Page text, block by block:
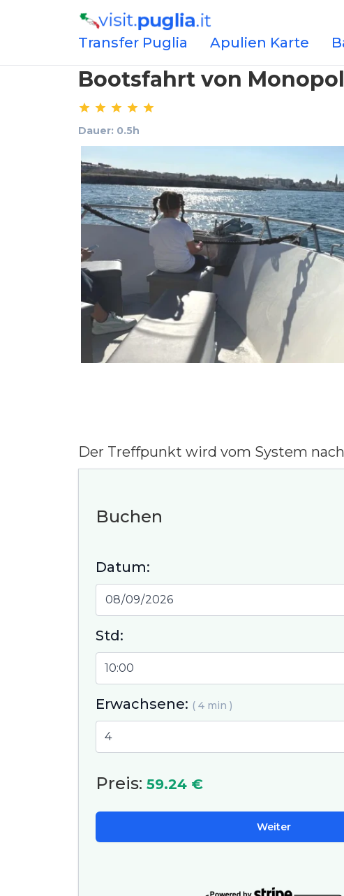
Transfer Puglia Apulien Karte
Bootsfahrt von
Dauer: 0.5h
Der Treffpunkt wird vom System
Buchen
Datum:
Std:
Erwachsene: ( 4 min )
Preis: 59.24 €
Weiter